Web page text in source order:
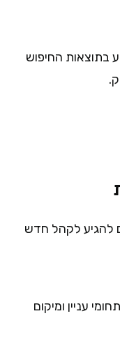
בתוצאות החיפוש
להגיע לקהל חדש
עניין ומיקום